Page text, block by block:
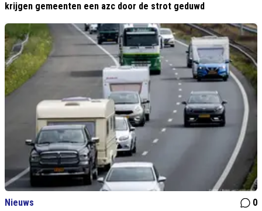
krijgen gemeenten een azc door de strot geduwd
Nieuws
0